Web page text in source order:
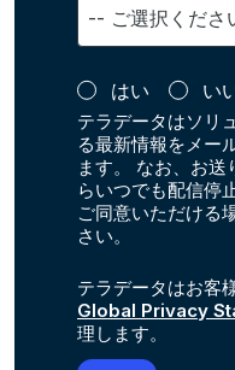
はい い
テラデータはソリ
る最新情報をメー
ます。 なお、お
らいつでも配信停
ご同意いただける
さい。
テラデータはお客
Global Privacy
理します。